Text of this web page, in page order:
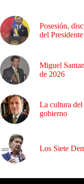
Posesión,
del
Miguel
de 2026
La cultura
gobierno
Los Siete